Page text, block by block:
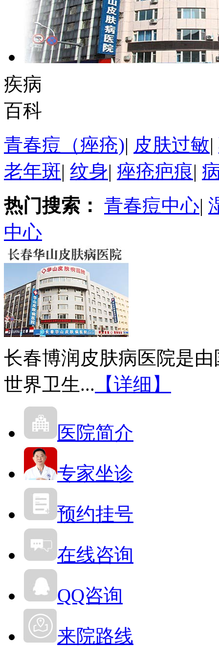
疾病
百科
青春痘（痤疮)| 皮肤过敏|
老年斑| 纹身| 痤疮疤痕|
热门搜索： 青春痘中心|
中心
长春博润皮肤病医院是
世界卫生... 【详细】
医院简介
专家坐诊
预约挂号
在线咨询
QQ咨询
来院路线